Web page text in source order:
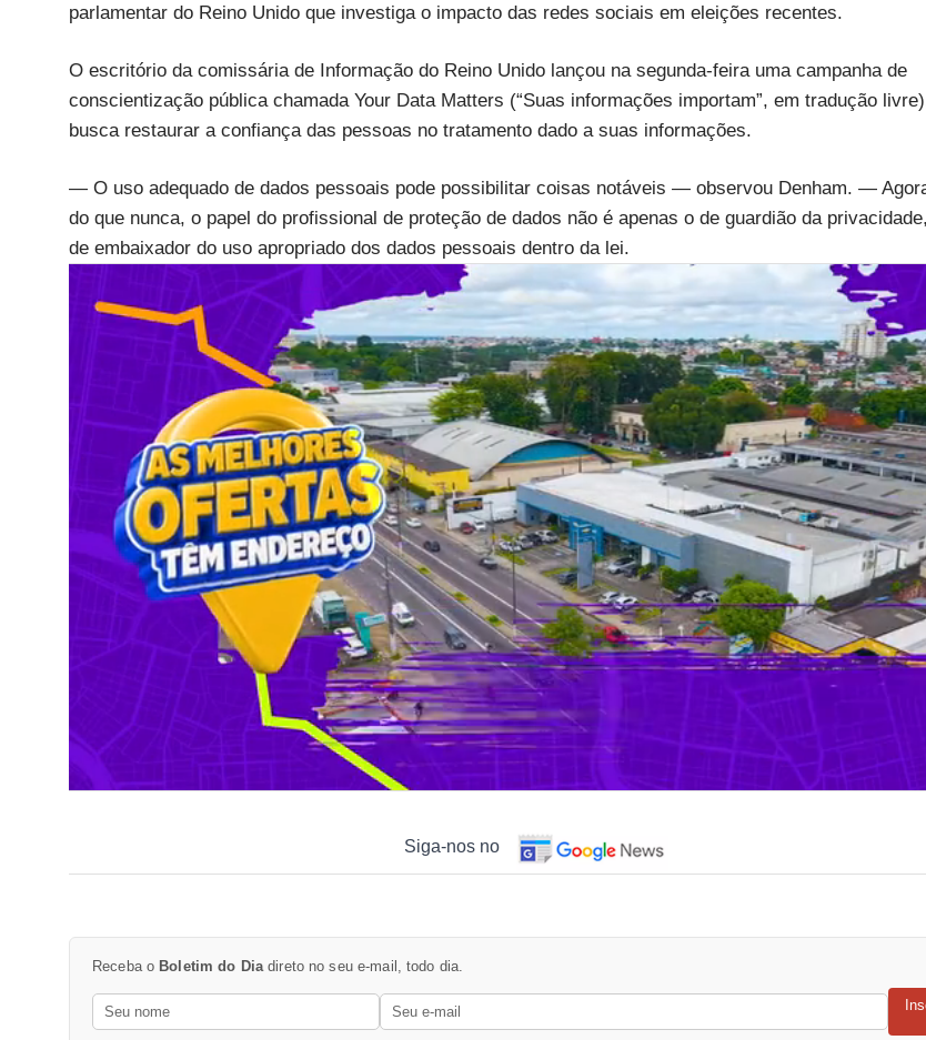
parlamentar do Reino Unido que investiga o impacto das redes sociais em eleições recentes.
O escritório da comissária de Informação do Reino Unido lançou na segunda-feira uma campanha de
conscientização pública chamada Your Data Matters (“Suas informações importam”, em tradução
busca restaurar a confiança das pessoas no tratamento dado a suas informações.
— O uso adequado de dados pessoais pode possibilitar coisas notáveis — observou Denham. —
do que nunca, o papel do profissional de proteção de dados não é apenas o de guardião da
de embaixador do uso apropriado dos dados pessoais dentro da lei.
Siga-nos no
Receba o Boletim do Diadireto no seu e-mail, todo dia.